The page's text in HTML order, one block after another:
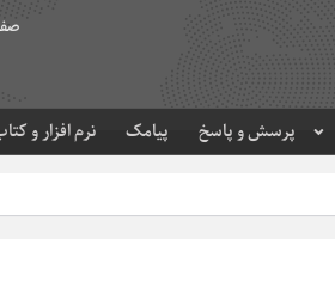
پرسش و پاسخ پیامک نرم افزار و
حرم مطهر امام